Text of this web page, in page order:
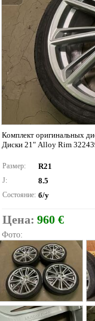
Комплект оригинальных
Диски 21" Alloy Rim
Размер: R21
J: 8.5
Состояние: б/у
Цена: 960 €
Фото: